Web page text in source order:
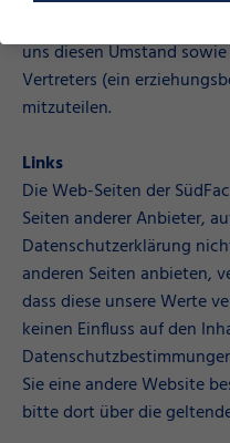
uns diesen Umstand
Vertreters (ein
mitzuteilen.
Links
Die Web-Seiten der
Seiten anderer Anbieter,
Datenschutzerklärung
anderen Seiten anbieten,
dass diese unsere Werte
keinen Einfluss auf den
Sie eine andere Website
bitte dort über die